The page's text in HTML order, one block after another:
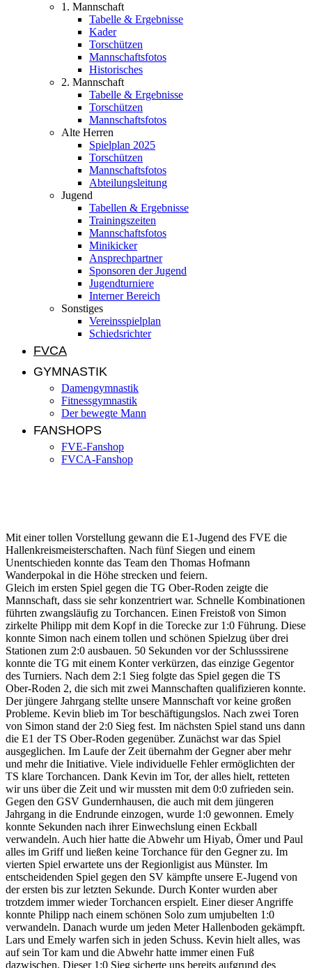
1. Mannschaft
Tabelle & Ergebnisse
Kader
Torschützen
Mannschaftsfotos
Historisches
2. Mannschaft
Tabelle & Ergebnisse
Torschützen
Mannschaftsfotos
Alte Herren
Spielplan 2025
Torschützen
Mannschaftsfotos
Abteilungsleitung
Jugend
Tabellen & Ergebnisse
Trainingszeiten
Mannschaftsfotos
Minikicker
Ansprechpartner
Sponsoren der Jugend
Jugendturniere
Interner Bereich
Sonstiges
Vereinsspielplan
Schiedsrichter
FVCA
GYMNASTIK
Damengymnastik
Fitnessgymnastik
Der bewegte Mann
FANSHOPS
FVE-Fanshop
FVCA-Fanshop
Mit einer tollen Vorstellung gewann die E1-Jugend des FVE die
Hallenkreismeisterschaften. Nach fünf Siegen und einem
Unentschieden konnte das Team den Thomas Hofmann
Wanderpokal in die Höhe strecken und feiern.
Gleich im ersten Spiel gegen die TG Ober-Roden zeigte die
Mannschaft, dass sie sehr konzentriert war. Schnelle Kombinationen
führten zwangsläufig zu Torchancen. Einen Freistoß von Simon
zirkelte Philipp mit dem Kopf in die Torecke zur 1:0 Führung. Diese
konnte Simon nach einem tollen und schönen Spielzug über drei
Stationen zum 2:0 ausbauen. 50 Sekunden vor der Schlusssirene
konnte die TG mit einem Konter verkürzen, das einzige Gegentor
des Turniers. Nach dem 2:1 Sieg folgte das Spiel gegen die TS
Ober-Roden 2, die sich mit zwei Mannschaften qualifizieren konnte.
Der jüngere Jahrgang stellte unsere Mannschaft vor keine großen
Probleme. Kevin blieb im Tor beschäftigungslos. Nach zwei Toren
von Simon stand der 2:0 Sieg fest. Im nächsten Spiel stand uns dann
die E1 der TS Ober-Roden gegenüber. Zunächst war das Spiel
ausgeglichen. Im Laufe der Zeit übernahm der Gegner aber mehr
und mehr die Initiative. Viele individuelle Fehler ermöglichten der
TS klare Torchancen. Dank Kevin im Tor, der alles hielt, retteten
wir uns über die Zeit und wir mussten mit dem 0:0 zufrieden sein.
Gegen den GSV Gundernhausen, die auch mit dem jüngeren
Jahrgang in die Endrunde einzogen, wurde 1:0 gewonnen. Emely
konnte Sekunden nach ihrer Einwechslung einen Eckball
verwandeln. Auch hier hatte die Abwehr um Hiyab, Ömer und Paul
alles im Griff und ließen keine Torchance für den Gegner zu. Im
vierten Spiel erwartete uns der Regionligist aus Münster. Im
entscheidenden Spiel gegen den SV kämpfte unsere E-Jugend von
der ersten bis zur letzten Sekunde. Durch Konter wurden aber
trotzdem immer wieder Torchancen erspielt. Einer dieser Angriffe
konnte Philipp nach einem schönen Solo zum umjubelten 1:0
verwandeln. Danach wurde um jeden Meter Hallenboden gekämpft.
Lars und Emely warfen sich in jeden Schuss. Kevin hielt alles, was
auf sein Tor kam und die Abwehr hatte immer einen Fuß
dazwischen. Dieser 1:0 Sieg sicherte uns bereits aufgrund des